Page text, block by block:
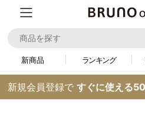
新商品 ランキング
新規会員登録で すぐに使える